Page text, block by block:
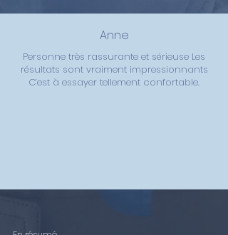
Anne
Personne très rassurante et sérieuse Les
résultats sont vraiment impressionnants
C’est à essayer tellement confortable.